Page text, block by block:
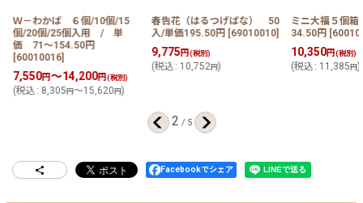
Ｗ－わかば ６個/10個/15
個/20個/25個入用 / 単
価 71〜154.50円
60010016]
7,550円～14,200円(税別)
(税込: 8,305円～15,620円)
春告花（はるつげばな） 50
入/単価195.50円
[69010010]
9,775円(税別)
(税込: 10,752円)
ミニ大福５個
34.50円 [
10,350円(税別)
(税込 : 11,385円)
2 / 5
Facebookでシェア